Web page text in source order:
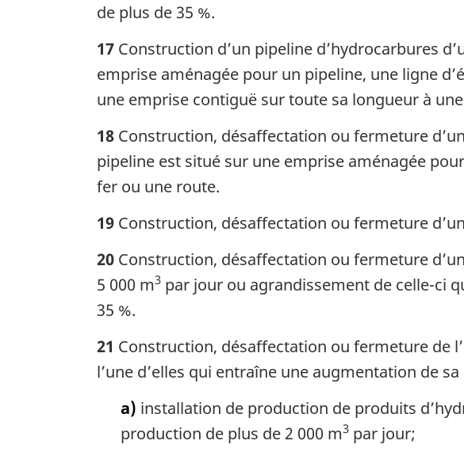
de plus de 35 %.
17 Construction d’un pipeline d’hydrocarbures
emprise aménagée pour un pipeline, une ligne
une emprise contiguë sur toute sa longueur à
18 Construction, désaffectation ou fermeture
pipeline est situé sur une emprise aménagée
fer ou une route.
19 Construction, désaffectation ou fermeture
20 Construction, désaffectation ou fermeture
5 000 m3 par jour ou agrandissement de celle-ci
35 %.
21 Construction, désaffectation ou fermeture de
l’une d’elles qui entraîne une augmentation de
a) installation de production de produits
production de plus de 2 000 m3 par jour;